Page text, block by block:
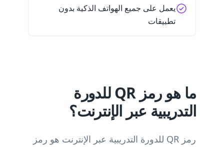
يعمل على جميع الهواتف الذكية بدون
تطبيقات
ما هو رمز QR للدورة
التدريبية عبر الإنترنت؟
رمز QR للدورة التدريبية عبر الإنترنت هو رمز